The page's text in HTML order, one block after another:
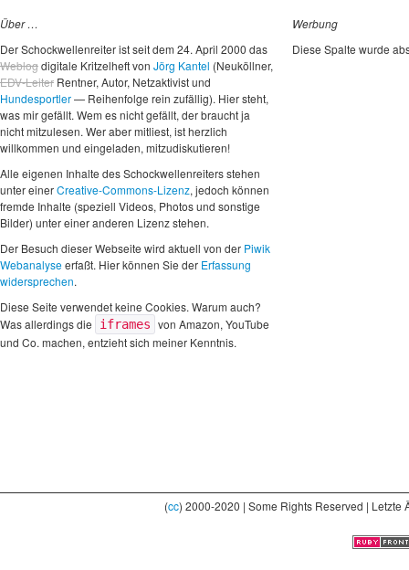
Über …
Der Schockwellenreiter ist seit dem 24. April 2000 das
Weblogdigitale Kritzelheft von Jörg Kantel (Neuköllner,
EDV-Leiter Rentner, Autor, Netzaktivist und
Hundesportler— Reihenfolge rein zufällig). Hier steht,
was mir gefällt. Wem es nicht gefällt, der braucht ja
nicht mitzulesen. Wer aber mitliest, ist herzlich
willkommen und eingeladen, mitzudiskutieren!
Alle eigenen Inhalte des Schockwellenreiters stehen
unter einerCreative-Commons-Lizenz, jedoch können
fremde Inhalte (speziell Videos, Photos und sonstige
Bilder) unter einer anderen Lizenz stehen.
Der Besuch dieser Webseite wird aktuell von der Piwik
Webanalyseerfaßt. Hier können Sie der Erfassung
widersprechen.
Diese Seite verwendet keine Cookies. Warum auch?
Was allerdings die
iframes von Amazon, YouTube
und Co. machen, entzieht sich meiner Kenntnis.
Werbung
Diese Spalte wurde
(cc) 2000-2020 | Some Rights Reserved |